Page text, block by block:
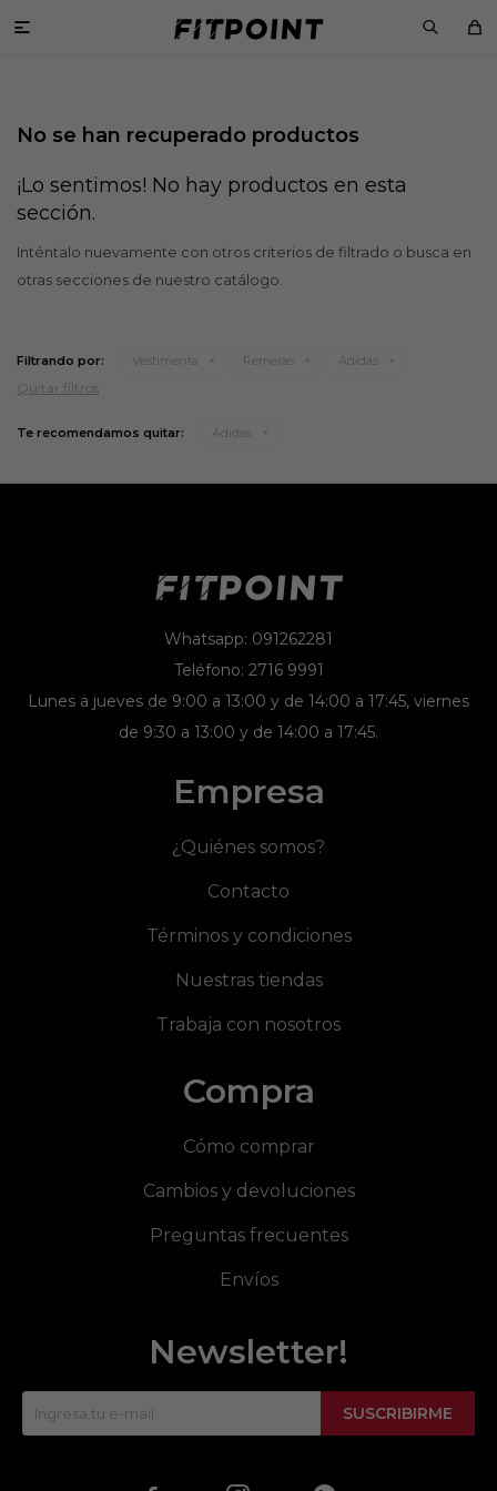

No se han recuperado productos
¡Lo sentimos! No hay productos en esta
sección.
Inténtalo nuevamente con otros criterios de filtrado o busca en
otras secciones de nuestro catálogo.
Filtrando por: Vestimenta Remeras Adidas
Quitar filtros
Te recomendamos quitar: Adidas
Whatsapp: 091262281
Teléfono: 2716 9991
Lunes a jueves de 9:00 a 13:00 y de 14:00 a 17:45, viernes
de 9:30 a 13:00 y de 14:00 a 17:45.
Empresa
¿Quiénes somos?
Contacto
Términos y condiciones
Nuestras tiendas
Trabaja con nosotros
Compra
Cómo comprar
Cambios y devoluciones
Preguntas frecuentes
Envíos
Newsletter!
SUSCRIBIRME